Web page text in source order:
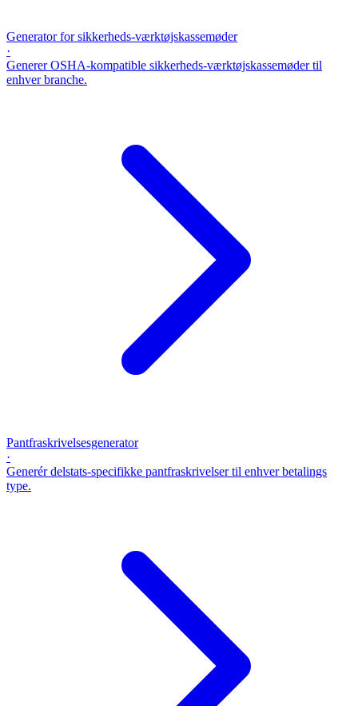
Generator for sikkerheds-værktøjskassemøder
·
Generer OSHA-kompatible sikkerheds-værktøjskassemøder til
enhver branche.
Pantfraskrivelsesgenerator
·
Generér delstats-specifikke pantfraskrivelser til enhver betalings
type.